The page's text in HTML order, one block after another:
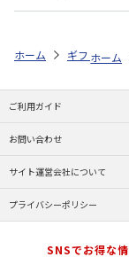
ホーム ギフトスト
ホーム
ご利用ガイド
お問い合わせ
サイト運営会社について
プライバシーポリシー
SNSでお得な